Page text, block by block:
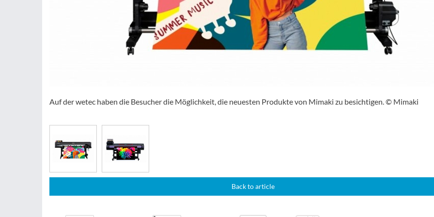
Auf der wetec haben die Besucher die Möglichkeit, die neuesten Produkte von Mimaki zu besichtigen. © Mimaki
Back to article